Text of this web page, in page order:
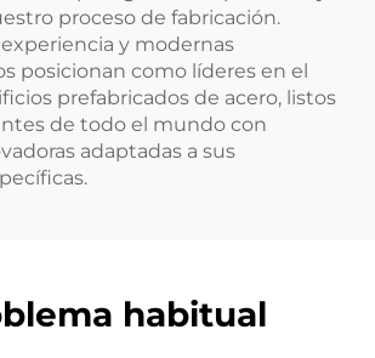
proceso de fabricación.
y modernas
posicionan como líderes en el
prefabricados de acero, listos
de todo el mundo con
adaptadas a sus
habitual